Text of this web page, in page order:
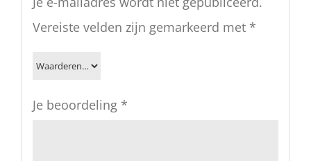
Vereiste velden zijn gemarkeerd met *
Je beoordeling *